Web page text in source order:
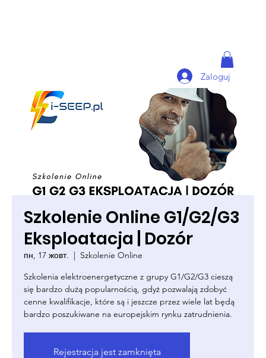
Zaloguj
Szkolenie Online G1/G2/G3
Eksploatacja | Dozór
пн, 17 жовт.
  |
Szkolenie Online
Szkolenia elektroenergetyczne z grupy G1/G2/G3 cieszą
się bardzo dużą popularnością, gdyż pozwalają zdobyć
cenne kwalifikacje, które są i jeszcze przez wiele lat będą
bardzo poszukiwane na europejskim rynku zatrudnienia.
Rejestracja jest zamknięta